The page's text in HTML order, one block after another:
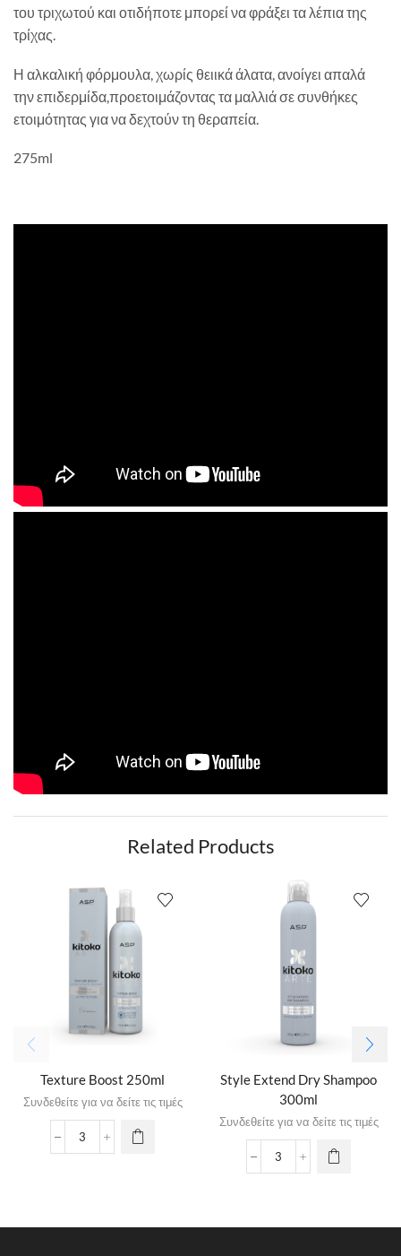
του τριχωτού και οτιδήποτε μπορεί να φράξει τα λέπια της
τρίχας.
Η αλκαλική φόρμουλα, χωρίς θειικά άλατα, ανοίγει απαλά
την επιδερμίδα,προετοιμάζοντας τα μαλλιά σε συνθήκες
ετοιμότητας για να δεχτούν τη θεραπεία.
275ml
Related Products
Texture Boost 250ml
Συνδεθείτε για να δείτε τις τιμές
Style Extend Dry Shampoo
300ml
Συνδεθείτε για να δείτε τις τιμές